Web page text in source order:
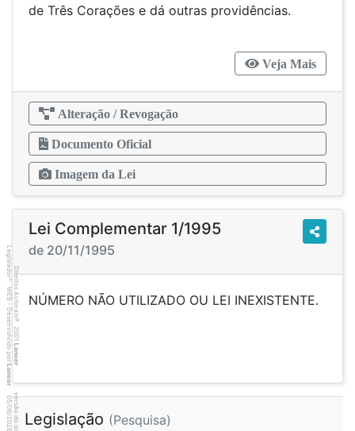
de Três Corações e dá outras providências.
Veja Mais
Alteração / Revogação
Documento Oficial
Imagem da Lei
Lei Complementar 1/1995
de 20/11/1995
NÚMERO NÃO UTILIZADO OU LEI INEXISTENTE.
Legislação (Pesquisa)
Direitos Autorais
©
2001
Lancer
Legislador
®
WEB - Desenvolvido por
Lancer
6
4
4
:3
9
0
5
/
0
6
/
2
0
2
6